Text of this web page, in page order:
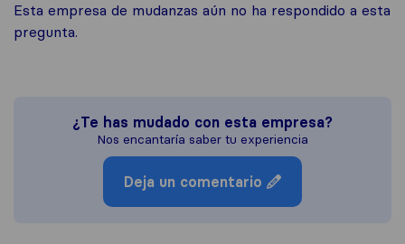
Esta empresa de mudanzas aún no ha respondido a esta
pregunta.
¿Te has mudado con esta empresa?
Nos encantaría saber tu experiencia
Deja un comentario